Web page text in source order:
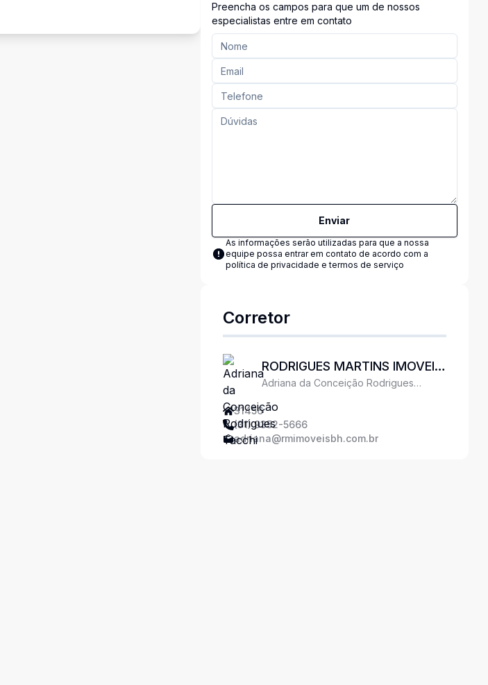
Preencha os campos para que um de nossos
especialistas entre em contato
Enviar
As informações serão utilizadas para que a nossa
equipe possa entrar em contato de acordo com a
política de privacidade e termos de serviço
Corretor
RODRIGUES MARTINS IMOVEIS
LTDA
Adriana da Conceição Rodrigues
31456
(31) 9352-5666
adriana@rmimoveisbh.com.br